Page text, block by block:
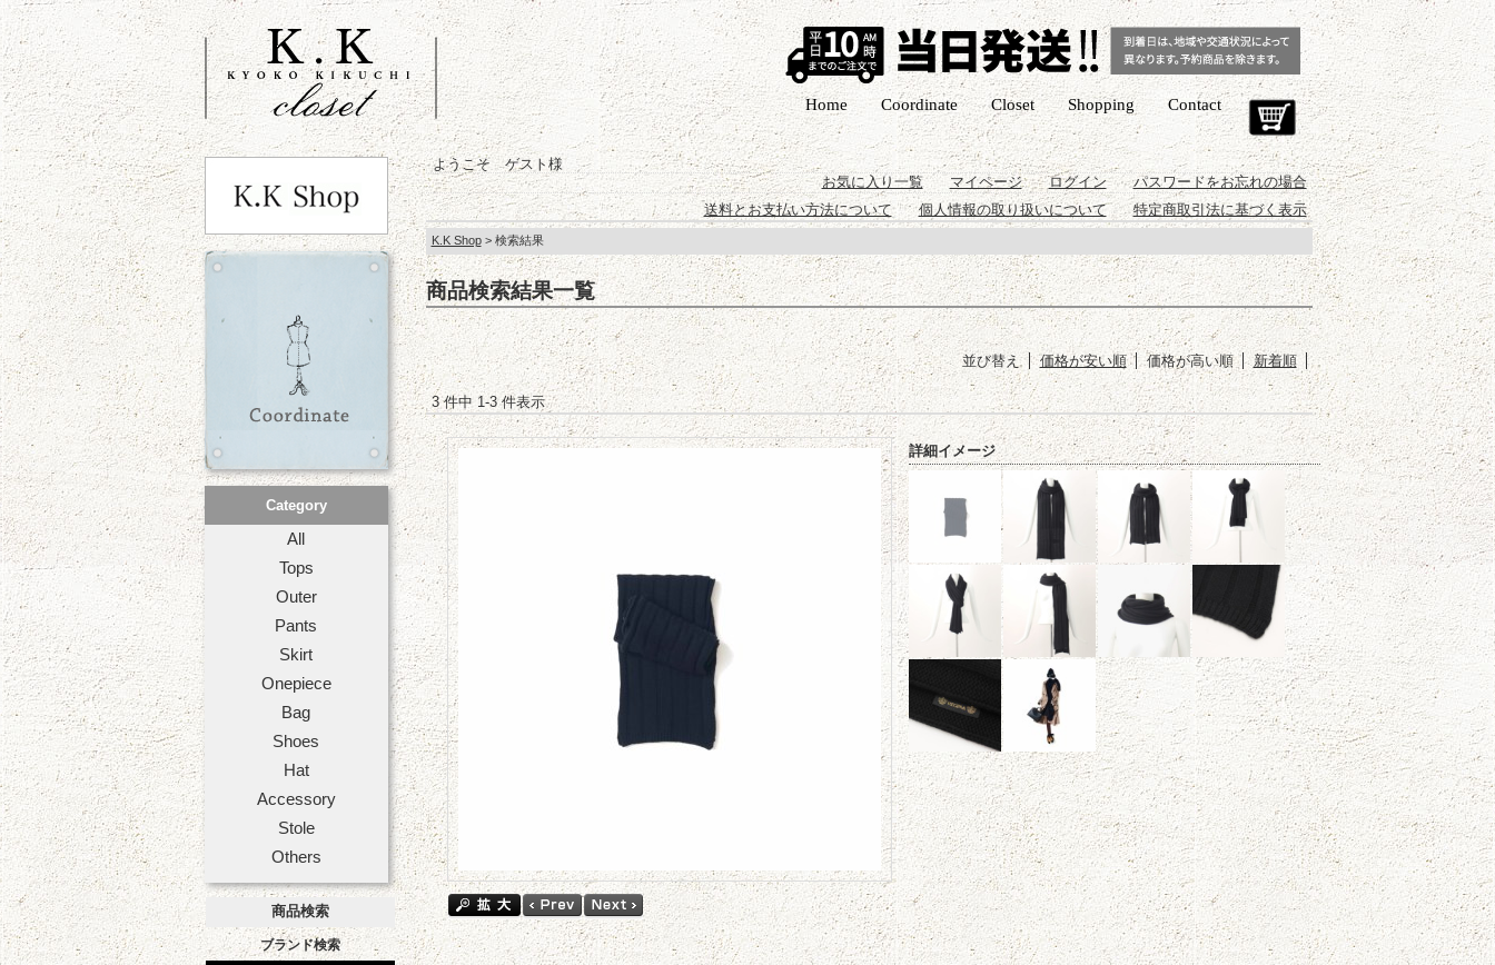
Cart
Contact
Shopping
Closet
Coordinate
Home
Category
All
Tops
Outer
Pants
Skirt
Onepiece
Bag
Shoes
Hat
Accessory
Stole
Others
商品検索
ブランド検索
ようこそ ゲスト様
お気に入り一覧
マイページ ログイン
パスワードをお忘れの場合
送料とお支払い方法について
個人情報の取り扱いについて 特定商取引法に基づく表示
K.K Shop> 検索結果
商品検索結果一覧
並び替え 価格が安い順 価格が高い順 新着順
3 件中 1-3 件表示
詳細イメージ